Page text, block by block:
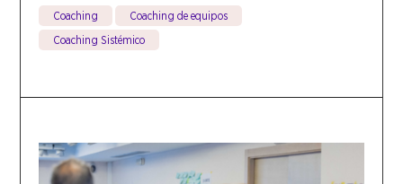
Coaching
Coaching de equipos
Coaching Sistémico